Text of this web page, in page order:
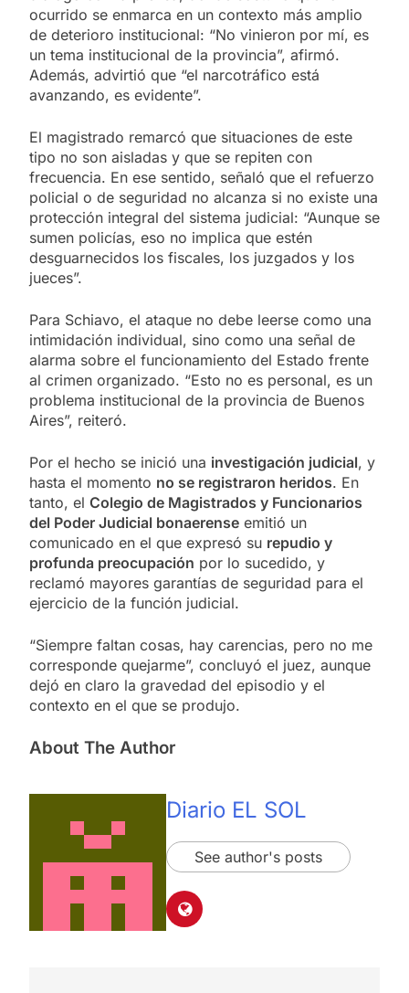
ocurrido se enmarca en un contexto más amplio
de deterioro institucional: “No vinieron por mí, es
un tema institucional de la provincia”, afirmó.
Además, advirtió que “el narcotráfico está
avanzando, es evidente”.
El magistrado remarcó que situaciones de este
tipo no son aisladas y que se repiten con
frecuencia. En ese sentido, señaló que el refuerzo
policial o de seguridad no alcanza si no existe una
protección integral del sistema judicial: “Aunque se
sumen policías, eso no implica que estén
desguarnecidos los fiscales, los juzgados y los
jueces”.
Para Schiavo, el ataque no debe leerse como una
intimidación individual, sino como una señal de
alarma sobre el funcionamiento del Estado frente
al crimen organizado. “Esto no es personal, es un
problema institucional de la provincia de Buenos
Aires”, reiteró.
Por el hecho se inició una investigación judicial, y
hasta el momento no se registraron heridos. En
tanto, el Colegio de Magistrados y Funcionarios
del Poder Judicial bonaerense emitió un
comunicado en el que expresó su repudio y
profunda preocupación por lo sucedido, y
reclamó mayores garantías de seguridad para el
ejercicio de la función judicial.
“Siempre faltan cosas, hay carencias, pero no me
corresponde quejarme”, concluyó el juez, aunque
dejó en claro la gravedad del episodio y el
contexto en el que se produjo.
About The Author
Diario EL SOL
See author's posts